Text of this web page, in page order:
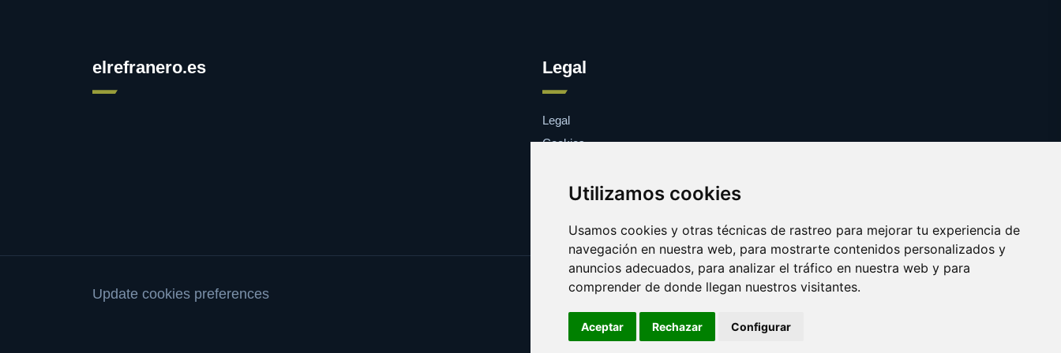
Utilizamos cookies
Usamos cookies y otras técnicas de rastreo para mejorar tu experiencia de
navegación en nuestra web, para mostrarte contenidos personalizados y
anuncios adecuados, para analizar el tráfico en nuestra web y para
comprender de donde llegan nuestros visitantes.
Aceptar Rechazar Configurar
elrefranero.es Legal
Legal
Cookies
Update cookies preferences
Copyright © 2025